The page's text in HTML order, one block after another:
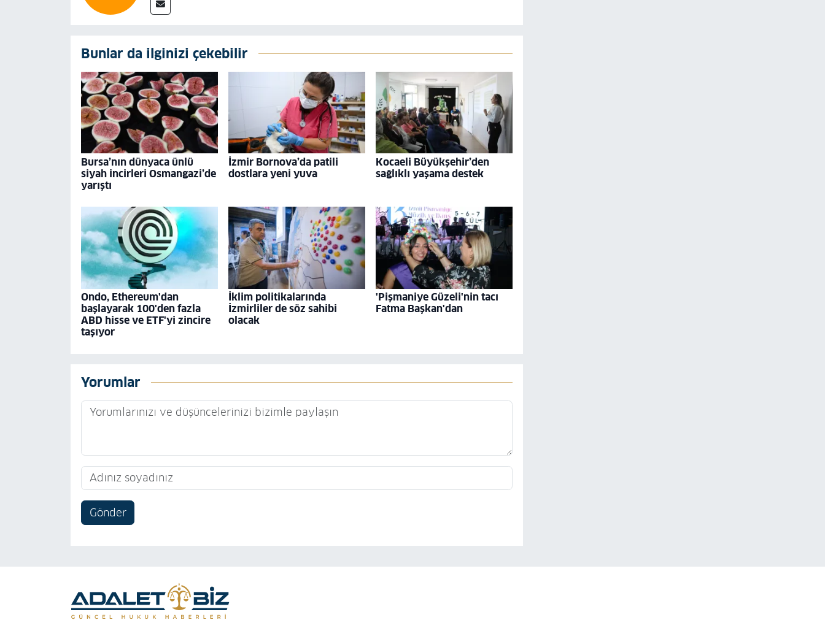
Bunlar da ilginizi çekebilir
Bursa’nın dünyaca ünlü
siyah incirleri Osmangazi’de
yarıştı
İzmir Bornova’da patili
dostlara yeni yuva
Kocaeli Büyükşehir’den
sağlıklı yaşama destek
Ondo, Ethereum'dan
başlayarak 100'den fazla
ABD hisse ve ETF'yi zincire
taşıyor
İklim politikalarında
İzmirliler de söz sahibi
olacak
'Pişmaniye Güzeli'nin tacı
Fatma Başkan'dan
Yorumlar
Gönder